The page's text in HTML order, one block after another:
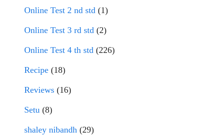
Online Test 2 nd std (1)
Online Test 3 rd std (2)
Online Test 4 th std (226)
Recipe (18)
Reviews (16)
Setu (8)
shaley nibandh (29)